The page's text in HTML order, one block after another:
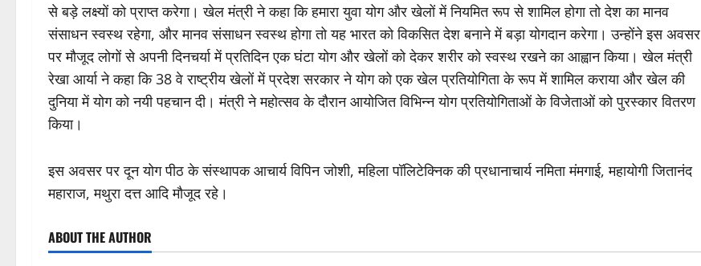
से बड़े लक्ष्यों को प्राप्त करेगा। खेल मंत्री ने कहा कि हमारा युवा योग और खेलों में नियमित रूप से शामिल होगा तो देश का मानव
संसाधन स्वस्थ रहेगा, और मानव संसाधन स्वस्थ होगा तो यह भारत को विकसित देश बनाने में बड़ा योगदान करेगा। उन्होंने इस अवसर
पर मौजूद लोगों से अपनी दिनचर्या में प्रतिदिन एक घंटा योग और खेलों को देकर शरीर को स्वस्थ रखने का आह्वान किया। खेल मंत्री
रेखा आर्या ने कहा कि 38 वे राष्ट्रीय खेलों में प्रदेश सरकार ने योग को एक खेल प्रतियोगिता के रूप में शामिल कराया और खेल की
दुनिया में योग को नयी पहचान दी। मंत्री ने महोत्सव के दौरान आयोजित विभिन्न योग प्रतियोगिताओं के विजेताओं को पुरस्कार वितरण
किया।
इस अवसर पर दून योग पीठ के संस्थापक आचार्य विपिन जोशी, महिला पॉलिटेक्निक की प्रधानाचार्य नमिता मंमगाई, महायोगी जितानंद
महाराज, मथुरा दत्त आदि मौजूद रहे।
ABOUT THE AUTHOR